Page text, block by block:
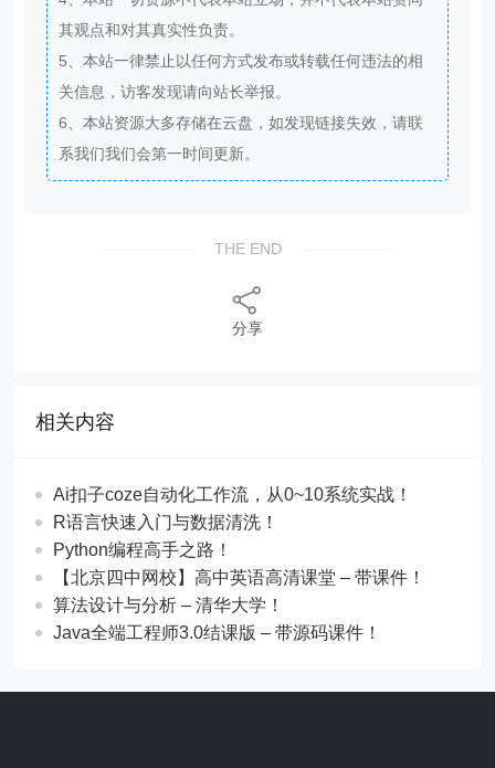
其观点和对其真实性负责。
5、本站一律禁止以任何方式发布或转载任何违法的相
关信息，访客发现请向站长举报。
6、本站资源大多存储在云盘，如发现链接失效，请联
系我们我们会第一时间更新。
THE END
分享
相关内容
Ai扣子coze自动化工作流，从0~10系统实战！
R语言快速入门与数据清洗！
Python编程高手之路！
【北京四中网校】高中英语高清课堂 – 带课件！
算法设计与分析 – 清华大学！
Java全端工程师3.0结课版 – 带源码课件！